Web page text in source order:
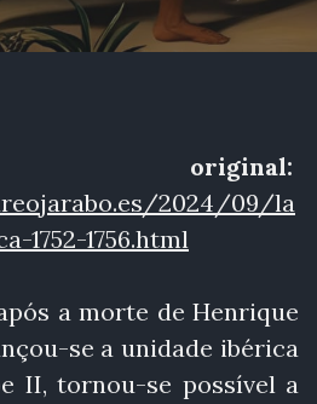
original:
2024/09/la
1752-1756.html
a morte de Henrique
se a unidade ibérica
II, tornou-se possível a